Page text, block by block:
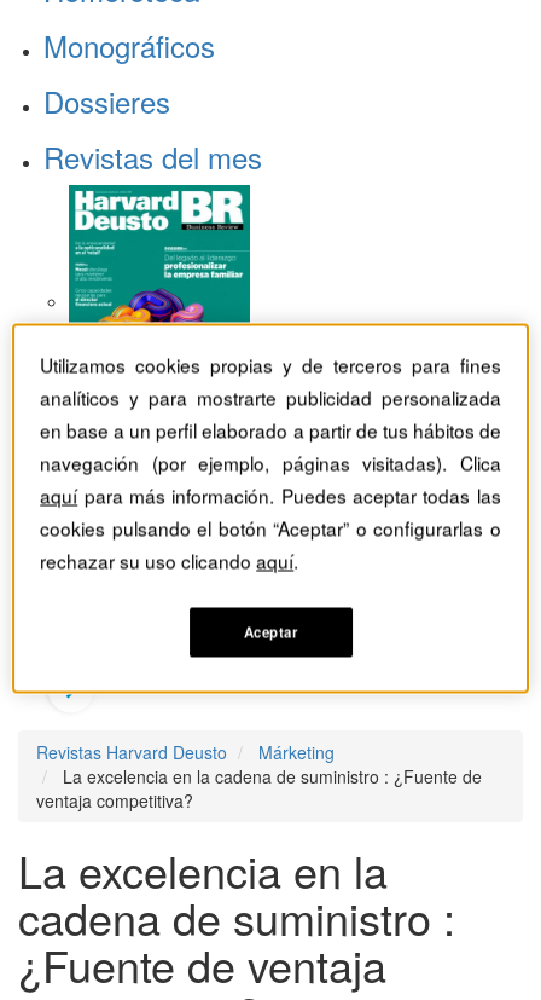
Monográficos
Dossieres
Revistas del mes
Revistas Harvard Deusto
Márketing
La excelencia en la cadena de suministro : ¿Fuente de
ventaja competitiva?
La excelencia en la
cadena de suministro :
¿Fuente de ventaja
Utilizamos cookies propias y de terceros para fines
analíticos y para mostrarte publicidad personalizada
en base a un perfil elaborado a partir de tus hábitos de
navegación (por ejemplo, páginas visitadas). Clica
aquípara más información. Puedes aceptar todas las
cookies pulsando el botón “Aceptar” o configurarlas o
rechazar su uso clicandoaquí.
Aceptar